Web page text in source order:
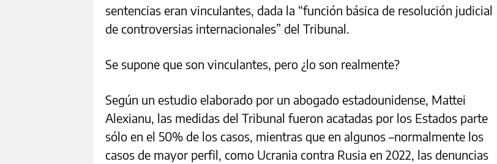
sentencias eran vinculantes, dada la “función básica de resolución judicial
de controversias internacionales” del Tribunal.
Se supone que son vinculantes, pero ¿lo son realmente?
Según un estudio elaborado por un abogado estadounidense, Mattei
Alexianu, las medidas del Tribunal fueron acatadas por los Estados parte
sólo en el 50% de los casos, mientras que en algunos –normalmente los
casos de mayor perfil, como Ucrania contra Rusia en 2022, las denuncias